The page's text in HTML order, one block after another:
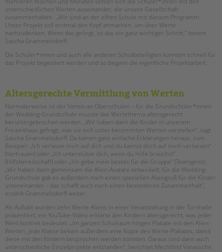
unterschiedlichen Werten auseinander, die unsere Gesellschaft
zusammenhalten. „Wir sind an der elften Schule mit diesem Programm.
Unser Projekt soll erstmal den Kopf anmachen, um über Werte
nachzudenken. Wenn das gelingt, ist das ein ganz wichtiger Schritt,“ betont
Sascha Grammelsdorff.
Die Schüler*innen und auch alle anderen Schulbeteiligten konnten schnell für
das Projekt begeistert werden und so begann die eigentliche Projektarbeit.
Altersgerechte Vermittlung von Werten
Normalerweise ist der Verein an Oberschulen – für die Grundschüler*innen
der Wedding-Grundschule musste das Wertethema altersgerecht
heruntergebrochen werden. „Wir haben dann die Kinder in unserem
Freizeithaus gefragt, was sie sich unter bestimmten Werten vorstellen“, sagt
Sascha Grammelsdorff. Da kamen ganz einfache Erklärungen heraus, zum
Beispiel: „Ich verlasse mich auf dich und du kannst doch auf mich verlassen“
(Vertrauen) oder „Ich unterstütze dich, wenn du Hilfe brauchst“
(Hilfsbereitschaft) oder „Ich gebe mein bestes für die Gruppe“ (Teamgeist).
„Wir haben dann gemeinsam die Alien-Avatare entwickelt; für die Wedding-
Grundschule gab es außerdem noch einen speziellen Aliengruß für die Kinder
untereinander – das schafft auch noch einen besonderen Zusammenhalt“,
erzählt Grammelsdorff weiter.
Als Auftakt wurden zehn Werte-Aliens in einer Veranstaltung in der Turnhalle
präsentiert, ein YouTube-Video erklärte den Kindern altersgerecht, was jeder
Wert konkret bedeutet. „Im ganzen Schulraum hingen Plakate mit den Alien-
Werten, jede Klasse bekam außerdem eine Kopie des Werte-Plakates, damit
diese mit den Kindern besprochen werden konnten. Daraus sind dann auch
unterschiedliche Einzelprojekte entstanden“, berichtet Mechthild Vanassche.